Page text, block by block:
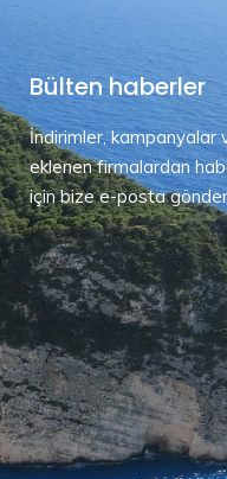
Bülten haberler
İndirimler, kampanyalar
eklenen firmalardan
için bize e-posta